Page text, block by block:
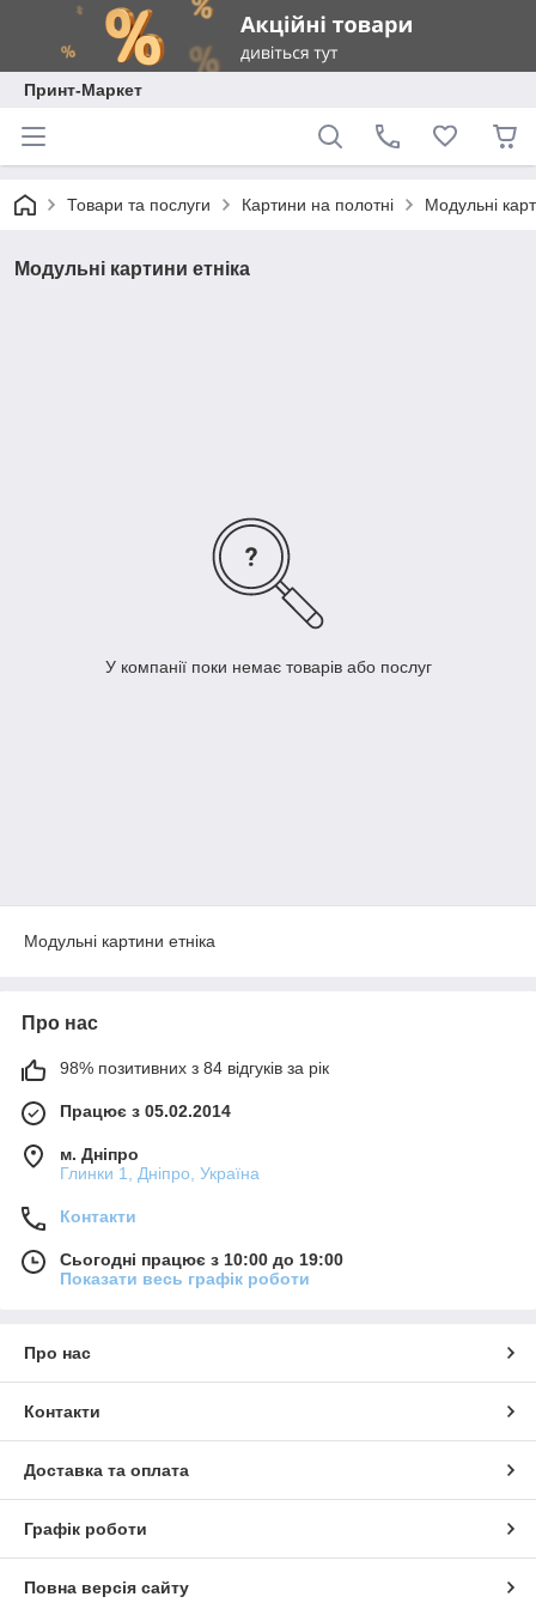
Принт-Маркет
Товари та послуги Картини на полотні Модульні
Модульні картини етніка
У компанії поки немає товарів або послуг
Модульні картини етніка
Про нас
98% позитивних з 84 відгуків за рік
Працює з 05.02.2014
м. Дніпро
Глинки 1, Дніпро, Україна
Контакти
Сьогодні працює з 10:00 до 19:00
Показати весь графік роботи
Про нас
Контакти
Доставка та оплата
Графік роботи
Повна версія сайту